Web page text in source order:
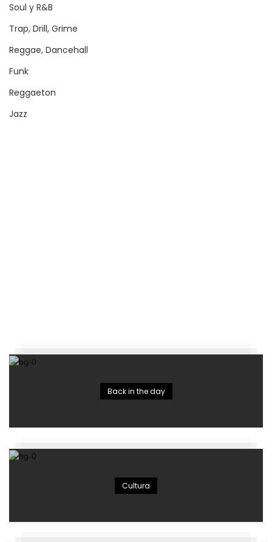
Soul y R&B
Trap, Drill, Grime
Reggae, Dancehall
Funk
Reggaeton
Jazz
Back in the day
Cultura